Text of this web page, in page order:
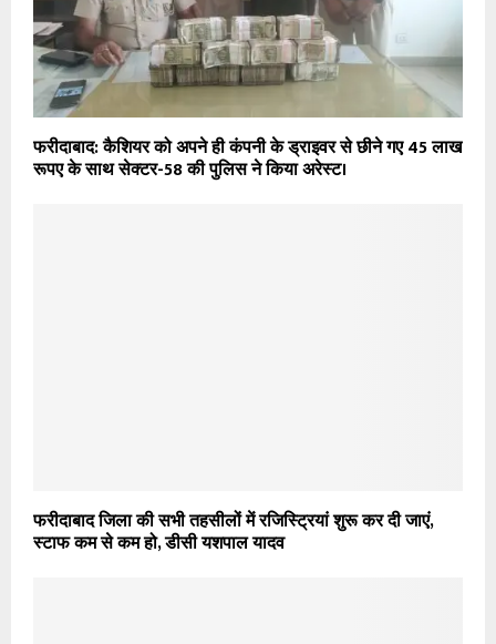
फरीदाबाद: कैशियर को अपने ही कंपनी के ड्राइवर से छीने गए 45 लाख
रूपए के साथ सेक्टर-58 की पुलिस ने किया अरेस्ट।
फरीदाबाद जिला की सभी तहसीलों में रजिस्ट्रियां शुरू कर दी जाएं,
स्टाफ कम से कम हो, डीसी यशपाल यादव